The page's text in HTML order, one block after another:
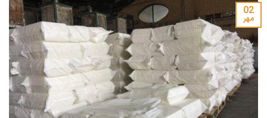
02
مهر